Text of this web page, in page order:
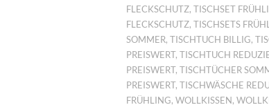
FLECKSCHUTZ, TISCHSET
FLECKSCHUTZ, TISCHSETS
SOMMER, TISCHTUCH BILLIG,
PREISWERT, TISCHTUCH
PREISWERT, TISCHTÜCHER
PREISWERT, TISCHWÄSCHE
FRÜHLING, WOLLKISSEN,